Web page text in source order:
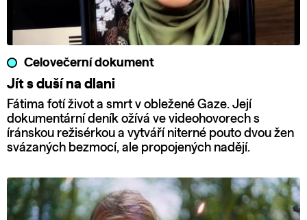
Celovečerní dokument
Jít s duší na dlani
Fátima fotí život a smrt v obležené Gaze. Její
dokumentární deník ožívá ve videohovorech s
íránskou režisérkou a vytváří niterné pouto dvou žen
svázaných bezmocí, ale propojených nadějí.